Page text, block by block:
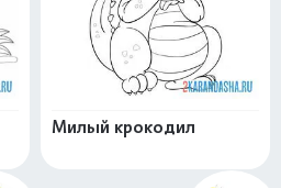
Милый крокодил